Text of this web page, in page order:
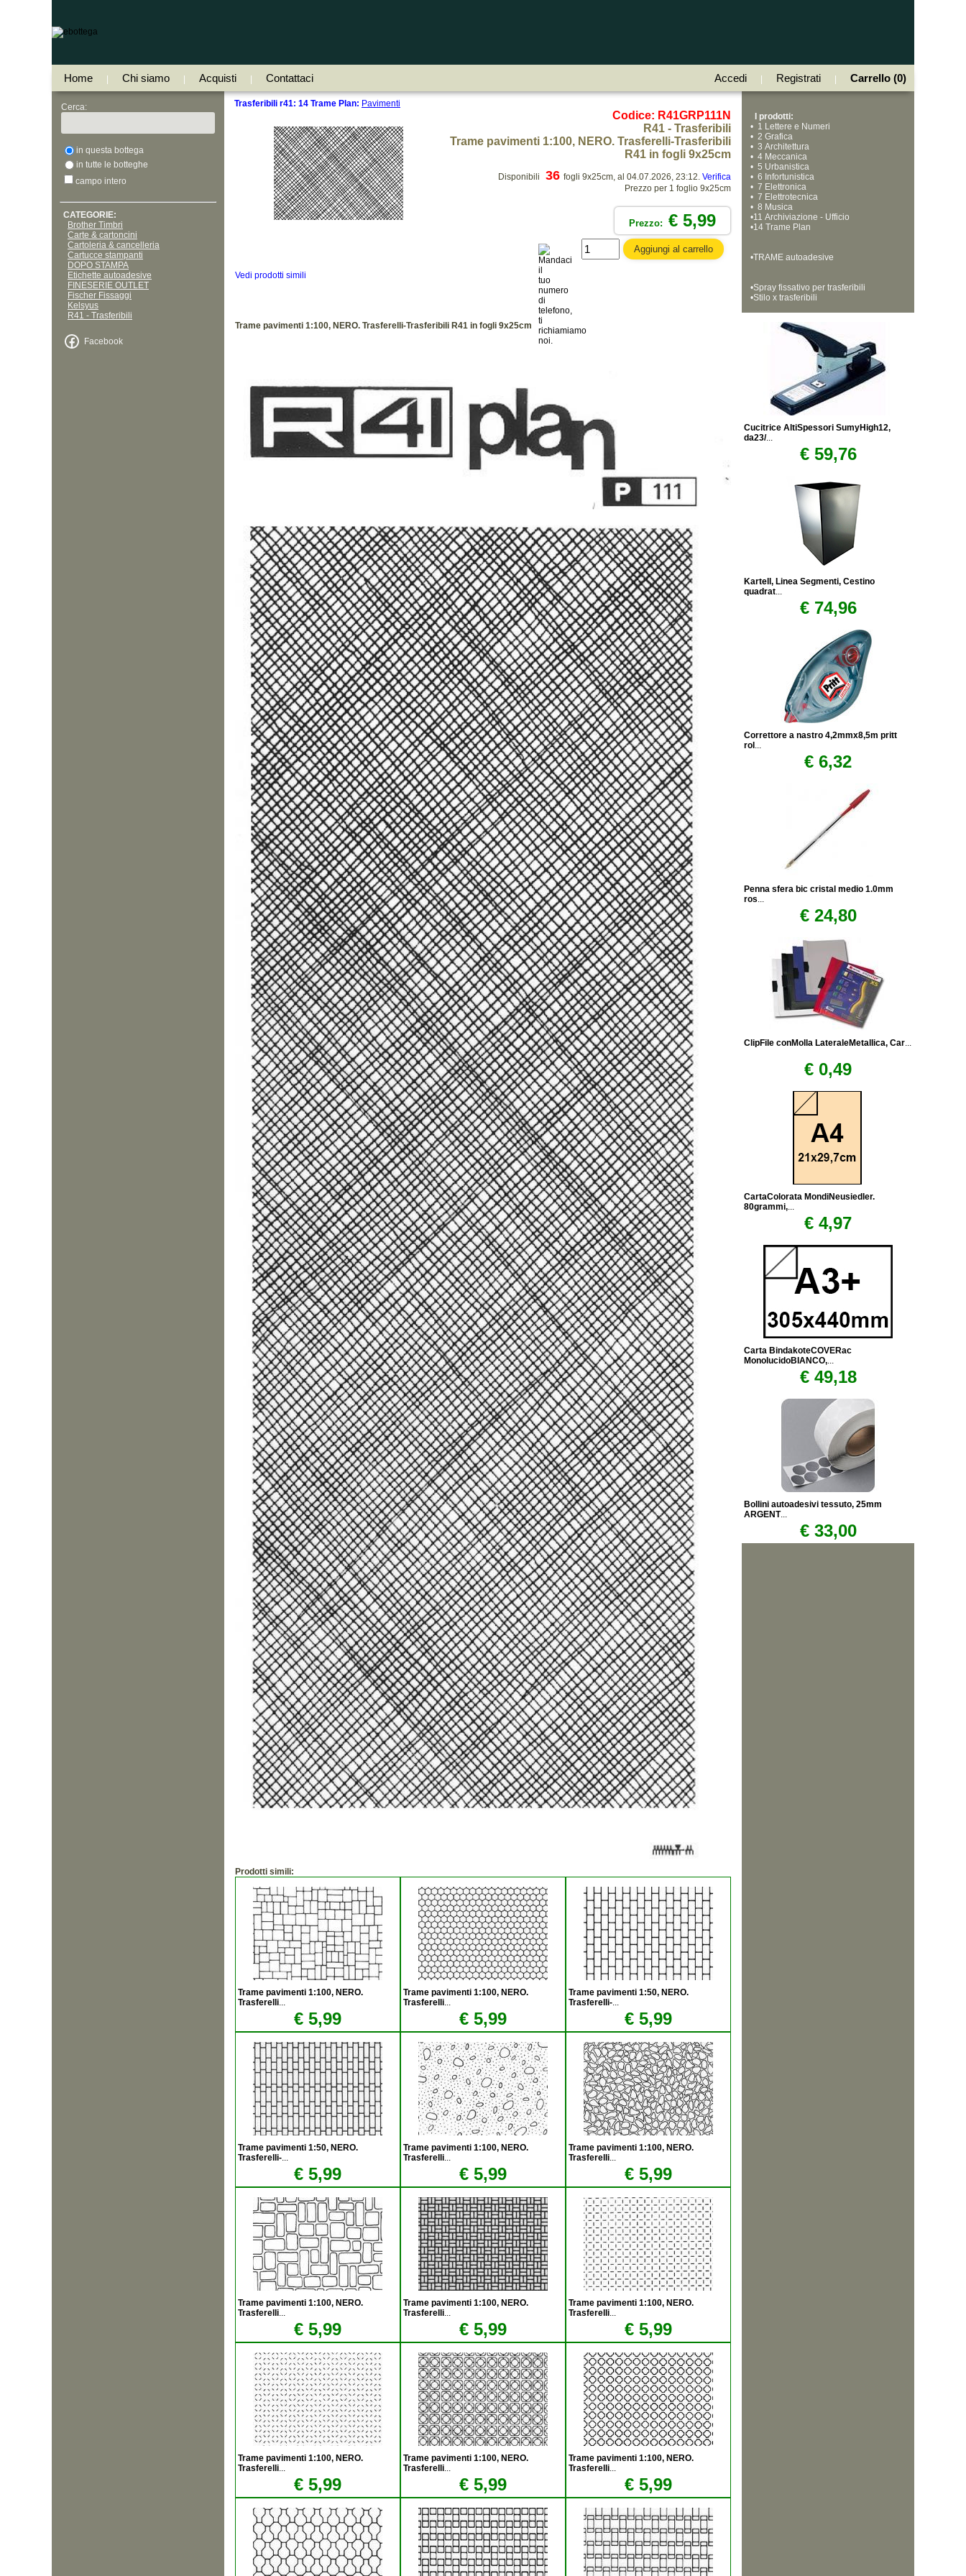
Home Chi siamo Acquisti Contattaci Accedi Registrati Carrello (0)
Cerca:
in questa bottega
in tutte le botteghe
campo intero
CATEGORIE:
Brother Timbri
Carte & cartoncini
Cartoleria & cancelleria
Cartucce stampanti
DOPO STAMPA
Etichette autoadesive
FINESERIE OUTLET
Fischer Fissaggi
Kelsyus
R41 - Trasferibili
Facebook
Trasferibili r41: 14 Trame Plan: Pavimenti
Codice: R41GRP111N
R41 - Trasferibili
Trame pavimenti 1:100, NERO. Trasferelli-Trasferibili
R41 in fogli 9x25cm
Disponibili 36 fogli 9x25cm, al 04.07.2026, 23:12. Verifica
Prezzo per 1 foglio 9x25cm
Prezzo: € 5,99
Vedi prodotti simili
Trame pavimenti 1:100, NERO. Trasferelli-Trasferibili R41 in fogli 9x25cm
Prodotti simili:
Trame pavimenti 1:100, NERO.
Trasferelli...
€ 5,99
Trame pavimenti 1:100, NERO.
Trasferelli...
€ 5,99
Trame pavimenti 1:50, NERO.
Trasferelli-...
€ 5,99
Trame pavimenti 1:50, NERO.
Trasferelli-...
€ 5,99
Trame pavimenti 1:100, NERO.
Trasferelli...
€ 5,99
Trame pavimenti 1:100, NERO.
Trasferelli...
€ 5,99
Trame pavimenti 1:100, NERO.
Trasferelli...
€ 5,99
Trame pavimenti 1:100, NERO.
Trasferelli...
€ 5,99
Trame pavimenti 1:100, NERO.
Trasferelli...
€ 5,99
Trame pavimenti 1:100, NERO.
Trasferelli...
€ 5,99
Trame pavimenti 1:100, NERO.
Trasferelli...
€ 5,99
Trame pavimenti 1:100, NERO.
Trasferelli...
€ 5,99
I prodotti:
• 1 Lettere e Numeri
• 2 Grafica
• 3 Architettura
• 4 Meccanica
• 5 Urbanistica
• 6 Infortunistica
• 7 Elettronica
• 7 Elettrotecnica
• 8 Musica
•11 Archiviazione - Ufficio
•14 Trame Plan
•TRAME autoadesive
•Spray fissativo per trasferibili
•Stilo x trasferibili
Cucitrice AltiSpessori SumyHigh12,
da23/...
€ 59,76
Kartell, Linea Segmenti, Cestino
quadrat...
€ 74,96
Correttore a nastro 4,2mmx8,5m pritt
rol ...
€ 6,32
Penna sfera bic cristal medio 1.0mm
ros...
€ 24,80
ClipFile conMolla LateraleMetallica, Car...
€ 0,49
CartaColorata MondiNeusiedler.
80grammi,...
€ 4,97
Carta BindakoteCOVERac
MonolucidoBIANCO,...
€ 49,18
Bollini autoadesivi tessuto, 25mm
ARGENT...
€ 33,00